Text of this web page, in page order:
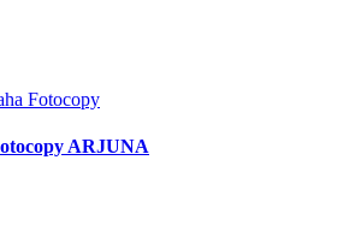
Fotocopy
ARJUNA